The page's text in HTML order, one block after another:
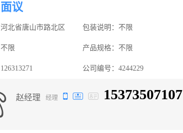
面议
河北省唐山市路北区 包装说明： 不限
不限 产品规格： 不限
126313271 公司编号： 4244229
赵经理 经理 15373507107